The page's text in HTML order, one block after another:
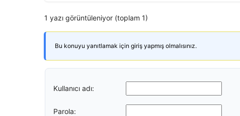
1 yazı görüntüleniyor (toplam 1)
Bu konuyu yanıtlamak için giriş yapmış olmalısınız.
Kullanıcı adı:
Parola: